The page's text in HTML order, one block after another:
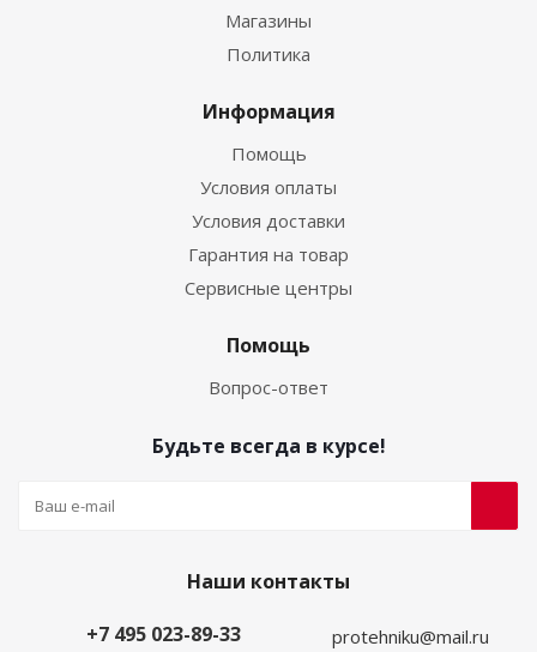
Магазины
Политика
Информация
Помощь
Условия оплаты
Условия доставки
Гарантия на товар
Сервисные центры
Помощь
Вопрос-ответ
Будьте всегда в курсе!
Наши контакты
+7 495 023-89-33
protehniku@mail.ru